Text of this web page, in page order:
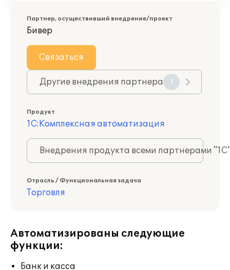
Партнер, осуществивший внедрение/проект
Бивер
Связаться
Другие внедрения партнера 1
Продукт
1С:Комплексная автоматизация
Внедрения продукта всеми партнерами
Отрасль / Функциональная задача
Торговля
Автоматизированы следующие
функции:
Банк и касса